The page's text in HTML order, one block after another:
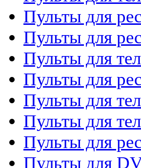
Пульты для
Пульты для
Пульты для
Пульты для
Пульты для
Пульты для
Пульты для
Пульты для